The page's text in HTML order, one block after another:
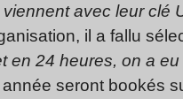
avec leur clé
il a fallu
en 24 heures, on a
seront bookés